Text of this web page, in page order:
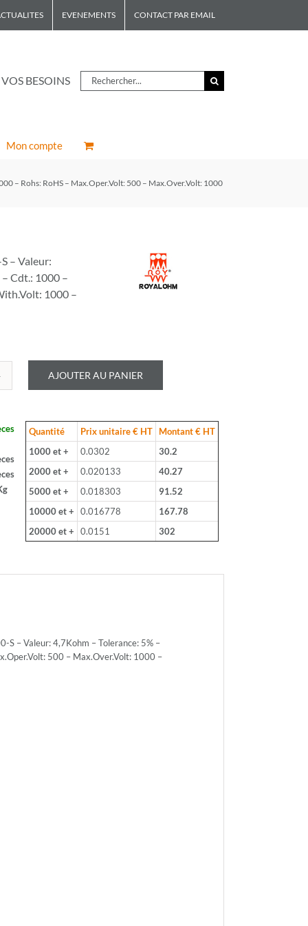
EVENEMENTS CONTACT PAR EMAIL
BESOINS Rechercher
Mon compte
– Rohs: RoHS – Max.Oper.Volt: 500 – Max.Over.Volt: 1000
– Valeur:
Cdt.: 1000 –
1000 –
AJOUTER AU PANIER
Quantité Prix unitaire € HT
Montant € HT
1000 et +
0.0302
30.2
2000 et +
0.020133
40.27
5000 et +
0.018303
91.52
10000 et +
0.016778
167.78
20000 et +
0.0151 302
S – Valeur: 4,7Kohm – Tolerance: 5% –
500 – Max.Over.Volt: 1000 –